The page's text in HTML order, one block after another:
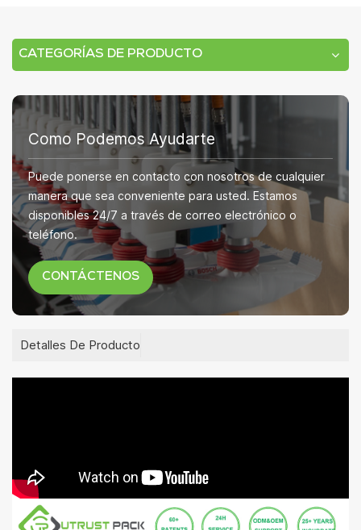
CATEGORÍAS DE PRODUCTO
Como Podemos Ayudarte
Puede ponerse en contacto con nosotros de cualquier
manera que sea conveniente para usted. Estamos
disponibles 24/7 a través de correo electrónico o
teléfono.
CONTÁCTENOS
Detalles De Producto